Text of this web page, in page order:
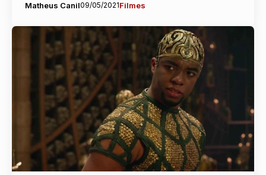
Matheus Canil09/05/2021Filmes